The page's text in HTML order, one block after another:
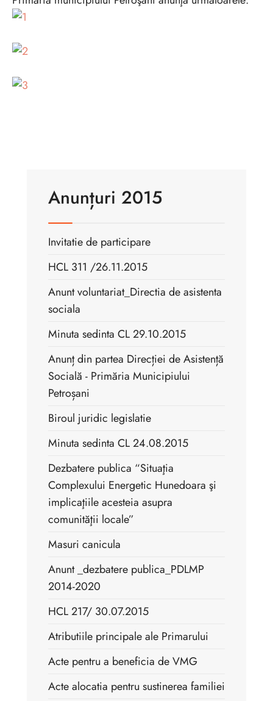
Anunțuri 2015
Invitatie de participare
HCL 311 /26.11.2015
Anunt voluntariat_Directia de asistenta
sociala
Minuta sedinta CL 29.10.2015
Anunț din partea Direcției de Asistență
Socială - Primăria Municipiului
Petroșani
Biroul juridic legislatie
Minuta sedinta CL 24.08.2015
Dezbatere publica “Situaţia
Complexului Energetic Hunedoara şi
implicaţiile acesteia asupra
comunităţii locale”
Masuri canicula
Anunt _dezbatere publica_PDLMP
2014-2020
HCL 217/ 30.07.2015
Atributiile principale ale Primarului
Acte pentru a beneficia de VMG
Acte alocatia pentru sustinerea familiei